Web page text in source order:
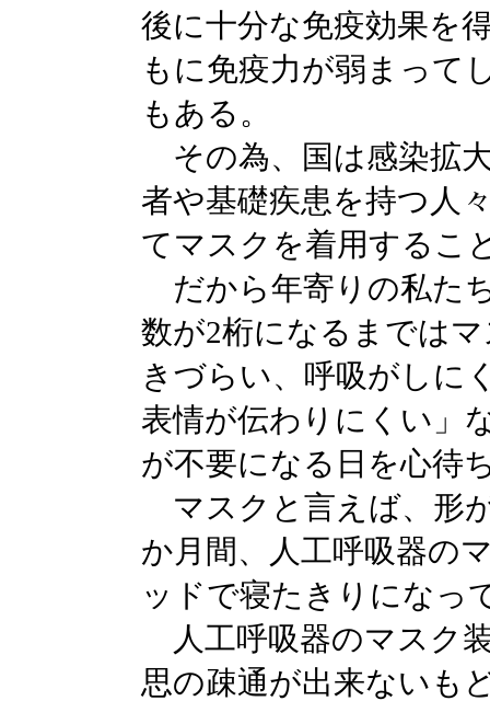
後に十分な免疫効果を
もに免疫力が弱まって
もある。
その為、国は感染拡
者や基礎疾患を持つ人
てマスクを着用するこ
だから年寄りの私た
数が2桁になるまでは
きづらい、呼吸がしに
表情が伝わりにくい」
が不要になる日を心待
マスクと言えば、形
か月間、人工呼吸器の
ッドで寝たきりになっ
人工呼吸器のマスク
思の疎通が出来ないも